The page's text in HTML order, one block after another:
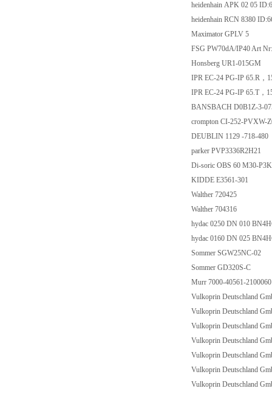
heidenhain APK 02 05
heidenhain RCN 8380
Maximator GPLV 5
FSG PW70dA/IP40 Art
Honsberg UR1-015GM
IPR EC-24 PG-IP 65.R，
IPR EC-24 PG-IP 65.T，
BANSBACH D0B1Z-3-
crompton CI-252-PVXW-
DEUBLIN 1129 -718-480
parker PVP3336R2H21
Di-soric OBS 60 M30-
KIDDE E3561-301
Walther 720425
Walther 704316
hydac 0250 DN 010
hydac 0160 DN 025
Sommer SGW25NC-02
Sommer GD320S-C
Murr 7000-40561-2100060
Vulkoprin Deutschland
Vulkoprin Deutschland
Vulkoprin Deutschland
Vulkoprin Deutschland
Vulkoprin Deutschland
Vulkoprin Deutschland
Vulkoprin Deutschland